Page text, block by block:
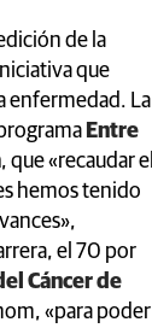
de la
que
enfermedad. La
Entre
, que «recaudar el
hemos tenido
el 70 por
Cáncer de
«para poder